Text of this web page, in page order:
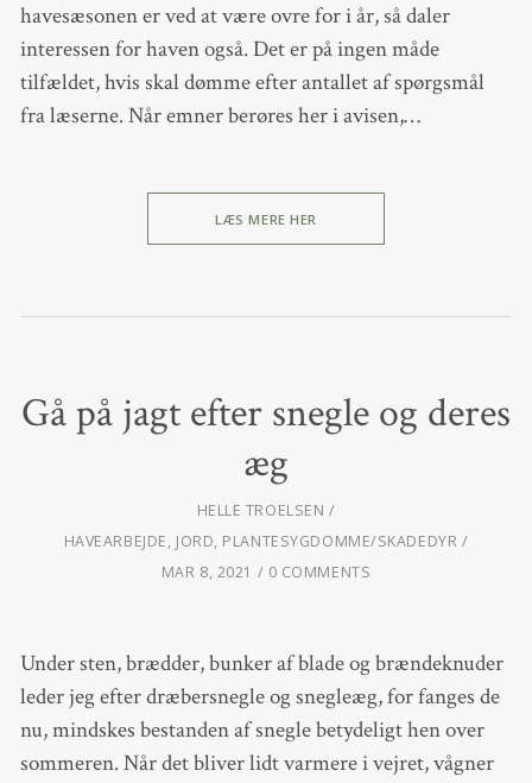
havesæsonen er ved at være ovre for i år, så daler
interessen for haven også. Det er på ingen måde
tilfældet, hvis skal dømme efter antallet af spørgsmål
fra læserne. Når emner berøres her i avisen,…
LÆS MERE HER
Gå på jagt efter snegle og deres
æg
HELLE TROELSEN
HAVEARBEJDE, JORD, PLANTESYGDOMME/SKADEDYR
MAR 8, 2021
0 COMMENTS
Under sten, brædder, bunker af blade og brændeknuder
leder jeg efter dræbersnegle og snegleæg, for fanges de
nu, mindskes bestanden af snegle betydeligt hen over
sommeren. Når det bliver lidt varmere i vejret, vågner